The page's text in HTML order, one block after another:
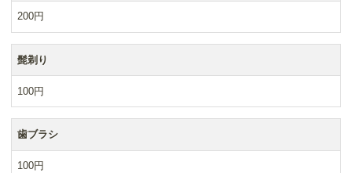
200円
髭剃り
100円
歯ブラシ
100円